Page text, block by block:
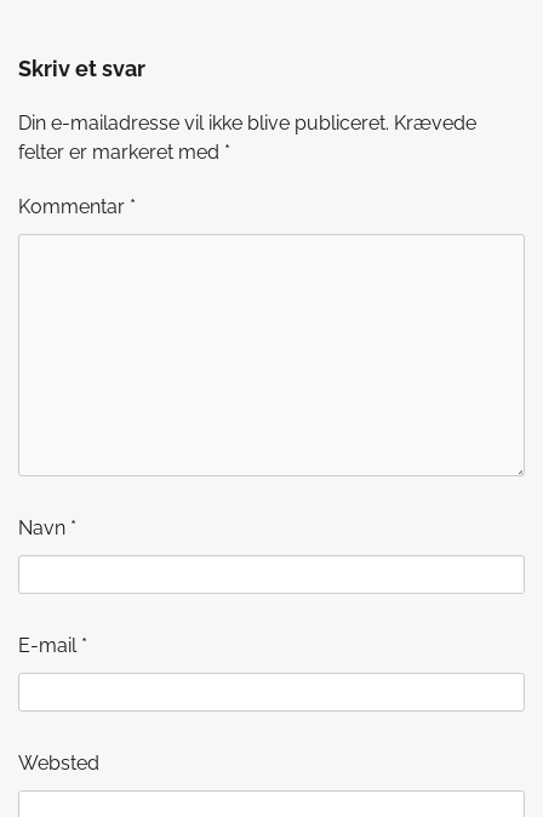
Skriv et svar
Din e-mailadresse vil ikke blive publiceret. Krævede
felter er markeret med *
Kommentar *
Navn *
E-mail *
Websted